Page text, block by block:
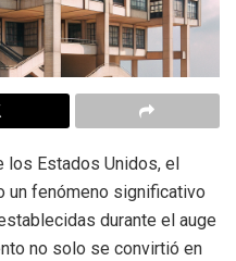
los Estados Unidos, el
un fenómeno significativo
durante el auge
no solo se convirtió en